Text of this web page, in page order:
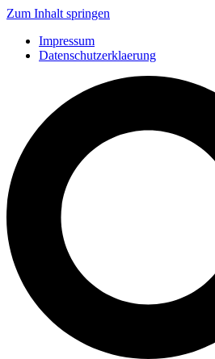
Zum Inhalt springen
Impressum
Datenschutzerklaerung